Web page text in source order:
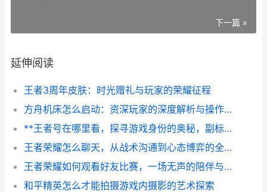
下一篇 »
延伸阅读
王者3周年皮肤：时光赠礼与玩家的荣耀征程
方舟机床怎么启动：资深玩家的深度解析与操作指南
**王者号在哪里看，探寻游戏身份的奥秘，副标题，资深玩家的深度解析与情感共鸣**
王者荣耀怎么聊天，从战术沟通到心态博弈的全面指南，副标题，高效交流决胜峡谷之巅
王者荣耀如何观看好友比赛，一场无声的陪伴与学习
和平精英怎么才能拍摄游戏内摄影的艺术探索